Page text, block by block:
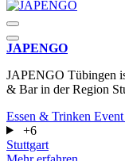
JAPENGO
JAPENGO Tübingen
& Bar in der Region
Essen & Trinken Event
+6
Stuttgart